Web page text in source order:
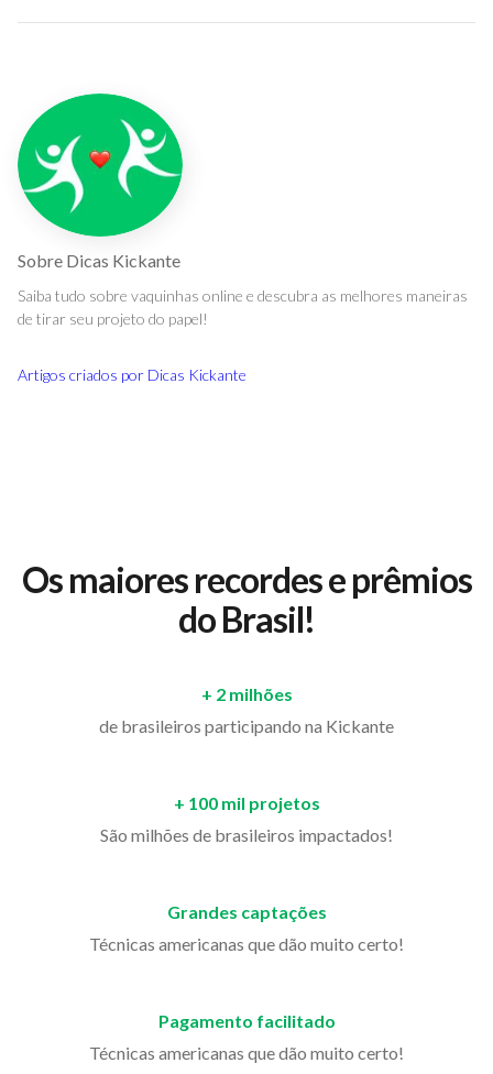
Sobre Dicas Kickante
Saiba tudo sobre vaquinhas online e descubra as melhores maneiras
de tirar seu projeto do papel!
Artigos criados por Dicas Kickante
Os maiores recordes e prêmios
do Brasil!
+ 2 milhões
de brasileiros participando na Kickante
+ 100 mil projetos
São milhões de brasileiros impactados!
Grandes captações
Técnicas americanas que dão muito certo!
Pagamento facilitado
Técnicas americanas que dão muito certo!